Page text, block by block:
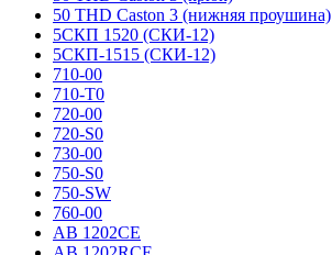
50 THD Caston 3 (нижняя проушина)
5СКП 1520 (СКИ-12)
5СКП-1515 (СКИ-12)
710-00
710-T0
720-00
720-S0
730-00
750-S0
750-SW
760-00
AB 1202CE